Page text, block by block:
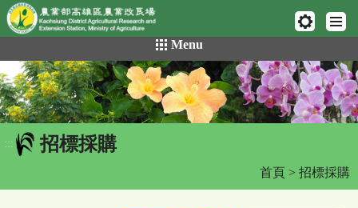
網頁置頂
到
主
要
內
容
區
Menu
::: 招標採購
首頁 > 招標採購